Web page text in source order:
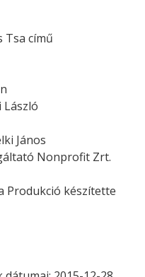
Tsa című
János
Nonprofit Zrt.
Produkció készítette